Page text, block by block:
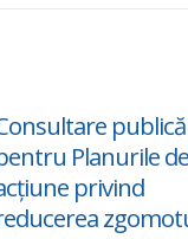
publică
Planurile de
privind
zgomotului